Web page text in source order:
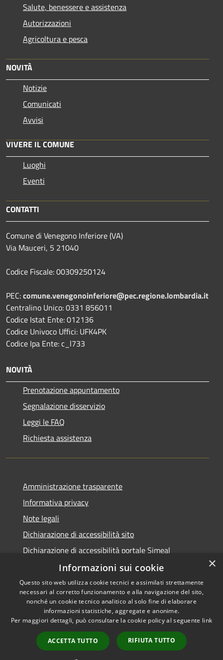
Salute, benessere e assistenza
Autorizzazioni
Agricoltura e pesca
NOVITÀ
Notizie
Comunicati
Avvisi
VIVERE IL COMUNE
Luoghi
Eventi
CONTATTI
Comune di Venegono Inferiore (VA)
Via Mauceri, 5 21040
Codice Fiscale: 00309250124
PEC:comune.venegonoinferiore@pec.regione.lombardia.it
Centralino Unico: 0331 856011
Codice Istat Ente: 012136
Codice Univoco Uffici: UFK4PK
Codice Ipa Ente: c_l733
NOVITÀ
Prenotazione appuntamento
Segnalazione disservizio
Leggi le FAQ
Richiesta assistenza
Amministrazione trasparente
Informativa privacy
Note legali
Dichiarazione di accessibilità sito
Dichiarazione di accessibilità portale Simeal
Accessibilità
Privacy
Mappa del sito
Copyright © 2026 • Comune di
Venegono Inferiore • Powered
byMunicipium•Accesso
redazione
×
Informazioni sui cookie
Questo sito web utilizza cookie tecnici e assimilati strettamente
necessari al corretto funzionamento e alla navigazione del sito,
nonché un cookie tecnico analitico al solo fine di elaborare
informazioni statistiche, aggregate e anonime.
Per maggiori dettagli, può consultare la cookie policy al seguente link
ACCETTA TUTTO RIFIUTA TUTTO